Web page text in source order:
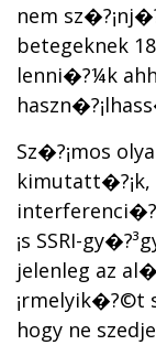
nem
betegeknek
lenni�?¼k
Sz�?¡mos
kimutatt�?¡k,
¡s SSRI-
jelenleg az
¡rmelyik�?©t
hogy ne